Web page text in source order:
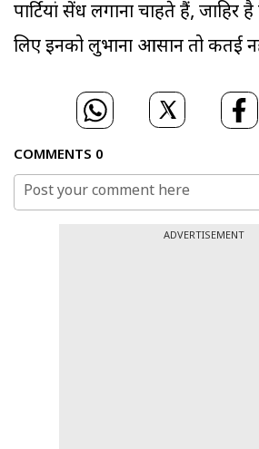
पार्टियां सेंध लगाना चाहते हैं,
लिए इनको लुभाना आसान तो कतई
COMMENTS 0
ADVERTISEMENT